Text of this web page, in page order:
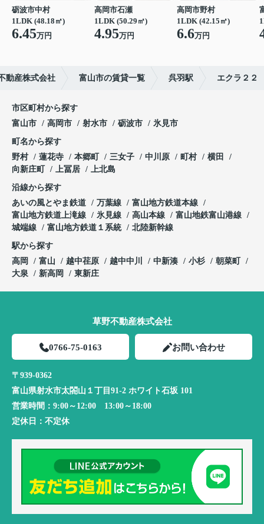
砺波市中村
1LDK (48.18㎡)
6.45万円
高岡市石瀬
1LDK (50.29㎡)
4.95万円
高岡市野村
1LDK (42.15㎡)
6.6万円
動産株式会社 富山市の賃貸一覧 呉羽駅 エクラ２２
市区町村から探す
富山市
高岡市 射水市 砺波市 氷見市
町名から探す
野村
蓮花寺 本郷町 三女子 中川原 町村
横田
向新庄町
上冨居 上北島
沿線から探す
あいの風とやま鉄道
万葉線
富山地方鉄道本線
富山地方鉄道上滝線
氷見線 高山本線
富山地鉄富山港線
城端線
富山地方鉄道１系統 北陸新幹線
駅から探す
高岡
富山 越中荏原 越中中川 中新湊 小杉
朝菜町
大泉
新高岡 東新庄
草野不動産株式会社
0766-75-0163 お問い合わせ
〒939-0362
富山県射水市太閤山１丁目91-2 ホワイト石坂 101
営業時間： 9:00～12:00 13:00～18:00
定休日： 不定休